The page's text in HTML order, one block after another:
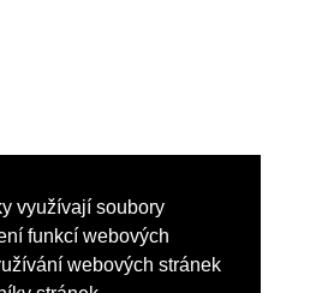
využívají soubory
funkcí webových
webových stránek